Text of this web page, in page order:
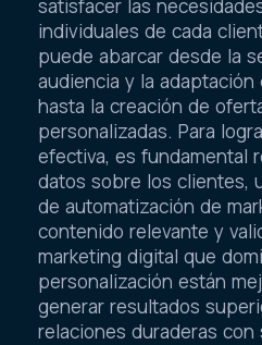
satisfacer las
individuales de cada
puede abarcar desde la
audiencia y la adaptación
hasta la creación de
personalizadas. Para
efectiva, es fundamental
datos sobre los clientes,
de automatización de
contenido relevante y
marketing digital que
personalización están
generar resultados
relaciones duraderas con